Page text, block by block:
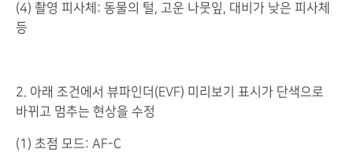
(4) 촬영 피사체: 동물의 털, 고운 나뭇잎, 대비가 낮은 피사체
등
2. 아래 조건에서 뷰파인더(EVF) 미리보기 표시가 단색으로
바뀌고 멈추는 현상을 수정
(1) 초점 모드: AF-C